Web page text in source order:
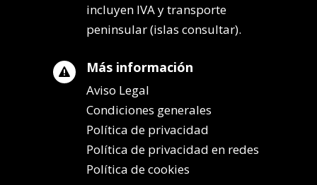
incluyen IVA y transporte
peninsular (islas consultar).
 Más información
Aviso Legal
Condiciones generales
Política de privacidad
Política de privacidad en redes
Política de cookies